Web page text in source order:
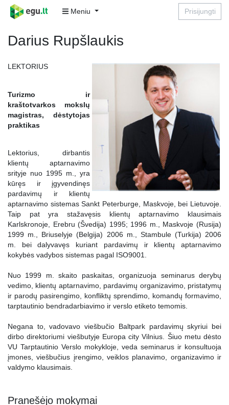
Meniu Prisijungti
Darius Rupšlaukis
LEKTORIUS
Turizmo ir
kraštotvarkos mokslų
magistras, dėstytojas
praktikas
Lektorius, dirbantis
klientų aptarnavimo
srityje nuo 1995 m., yra
kūręs ir įgyvendinęs
pardavimų ir klientų
aptarnavimo sistemas Sankt Peterburge, Maskvoje, bei Lietuvoje.
Taip pat yra stažavęsis klientų aptarnavimo klausimais
Karlskronoje, Erebru (Švedija) 1995; 1996 m., Maskvoje (Rusija)
1999 m., Briuselyje (Belgija) 2006 m., Stambule (Turkija) 2006
m. bei dalyvavęs kuriant pardavimų ir klientų aptarnavimo
kokybės vadybos sistemas pagal ISO9001.
Nuo 1999 m. skaito paskaitas, organizuoja seminarus derybų
vedimo, klientų aptarnavimo, pardavimų organizavimo, pristatymų
ir parodų pasirengimo, konfliktų sprendimo, komandų formavimo,
tarptautinio bendradarbiavimo ir verslo etiketo temomis.
Negana to, vadovavo viešbučio Baltpark pardavimų skyriui bei
dirbo direktoriumi viešbutyje Europa city Vilnius. Šiuo metu dėsto
VU Tarptautinio Verslo mokykloje, veda seminarus ir konsultuoja
įmones, viešbučius įrengimo, veiklos planavimo, organizavimo ir
valdymo klausimais.
Pranešėjo mokymai